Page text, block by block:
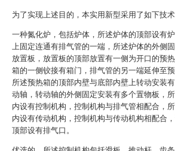
为了实现上述目的，本实用新型采用了如下技术
一种氮化炉，包括炉体，所述炉体的顶部设有
上固定连通有排气管的一端，所述炉体的外侧
放置板，放置板的顶部放置有一侧为开口的预
箱的一侧铰接有箱门，排气管的另一端延伸至预
所述预热箱的顶部内壁与底部内壁上转动安装
动轴，转动轴的外侧固定安装有多个置物板，
内设有控制机构，控制机构与排气管相配合，
内设有传动机构，控制机构与传动机构相配合
顶部设有排气口。